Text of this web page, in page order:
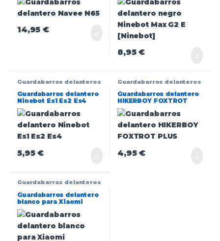
14,95€
8,95€
Guardabarros delanteros
Guardabarros delantero
Ninebot Es1 Es2 Es4
5,95€
Guardabarros delanteros
Guardabarros delantero
HIKERBOY FOXTROT
PLUS
4,95€
Guardabarros delanteros
Guardabarros delantero
blanco para Xiaomi